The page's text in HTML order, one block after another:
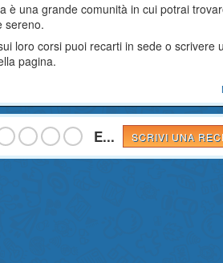
è una grande comunità in cui potrai
sereno.
loro corsi puoi recarti in sede o scrivere
pagina.
E... SCRIVI UNA